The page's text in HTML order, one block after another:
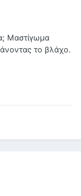
Μαστίγωμα
το βλάχο.